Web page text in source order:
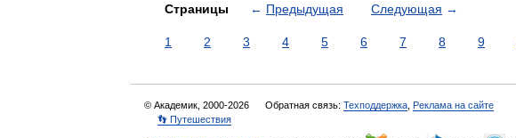
Страницы ← Предыдущая Следующая →
1 2 3 4 5 6 7 8 9
© Академик, 2000-2026 Обратная связь: Техподдержка Реклама на сайте
👣 Путешествия